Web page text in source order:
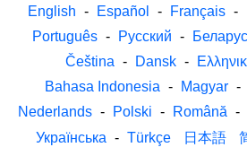
English - Español - Français -
Português - Русский -
Čeština - Dansk -
Bahasa Indonesia - Magyar -
Nederlands - Polski - Română -
Українська - Türkçe 日本語